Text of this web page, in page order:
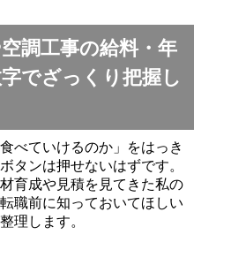
調工事の給料・年
でざっくり把握し
べていけるのか」をはっき
タンは押せないはずです。
育成や見積を見てきた私の
職前に知っておいてほしい
理します。